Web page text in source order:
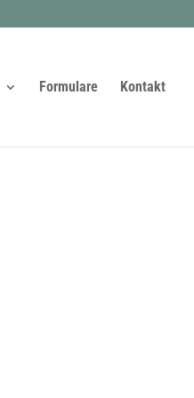
Formulare Kontakt